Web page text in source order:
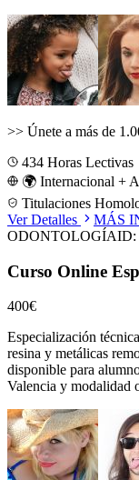
>> Únete a más de
434 Horas Lectivas
🌍 Internacional +
Titulaciones
Ver Detalles
MÁS
ODONTOLOGÍAID:
Curso Online
400€
Especialización
resina y metálicas
disponible para
Valencia y modalidad